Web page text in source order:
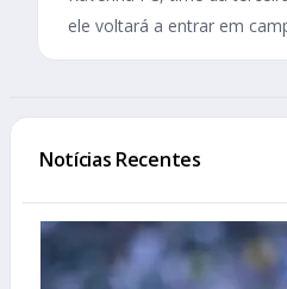
ele voltará a entrar em
Notícias Recentes